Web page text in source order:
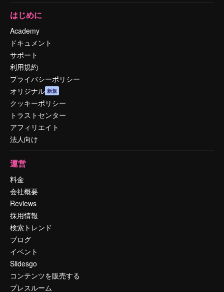
はじめに
Academy
ドキュメント
サポート
利用規約
プライバシーポリシー
オリジナル 新規
クッキーポリシー
トラストセンター
アフィリエイト
法人向け
運営
料金
会社概要
Reviews
採用情報
検索トレンド
ブログ
イベント
Slidesgo
コンテンツを販売する
プレスルーム